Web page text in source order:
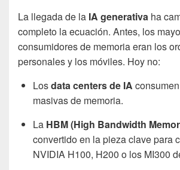
La llegada de la IA generativa ha
completo la ecuación. Antes, los
consumidores de memoria eran los
personales y los móviles. Hoy no:
Losdata centers de IA
masivas de memoria.
La HBM (High Bandwidth
convertido en la pieza clave para
NVIDIA H100, H200 o los MI300